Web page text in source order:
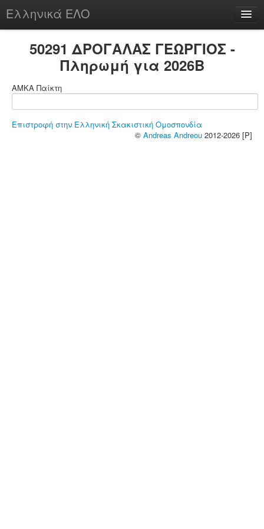
Ελληνικά ΕΛΟ
chesstu.be @ discord
50291 ΔΡΟΓΑΛΑΣ ΓΕΩΡΓΙΟΣ -
Πληρωμή για 2026B
ΑΜΚΑ Παίκτη
Επιστροφή στην Ελληνική Σκακιστική Ομοσπονδία
© Andreas Andreou 2012-2026 [P]